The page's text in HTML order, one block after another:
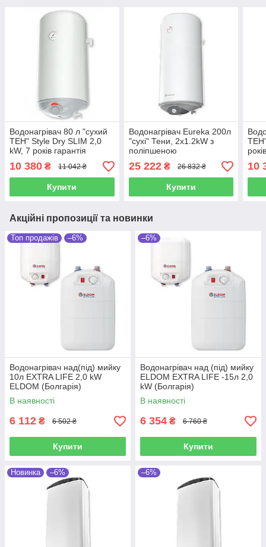
Водонагрівач 80 л "сухий
ТЕН" Style Dry SLIM 2,0
kW, 7 років гарантія
ELDOM (Болгарія)
10 380 ₴ 11 042 ₴
Купити
Водонагрівач Eureka 200л
"сухі" Тени, 2х1.2kW з
поліпшеною
теплоізоляцією, ELDOM
(Болгарія)
25 222₴ 26 832 ₴
Купити
10
Акційні пропозиції та новинки
Топ продажів –6%
Водонагрівач над(під) мийку
10л EXTRA LIFE 2,0 kW
ELDOM (Болгарія)
В наявності
6 112 ₴ 6 502 ₴
Купити
–6%
Водонагрівач над (під) мийку
ELDOM EXTRA LIFE -15л 2,0
kW (Болгарія)
В наявності
6 354 ₴ 6 760 ₴
Купити
Новинка –6% –6%